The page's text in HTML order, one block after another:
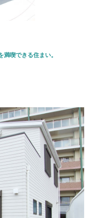
喫できる住まい。